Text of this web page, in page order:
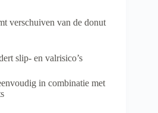
verschuiven van de donut
slip- en valrisico’s
in combinatie met